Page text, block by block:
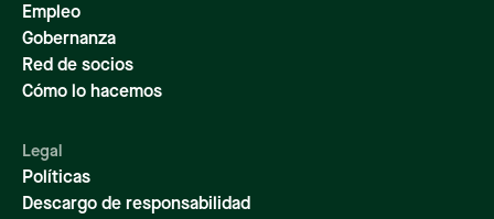
Empleo
Gobernanza
Red de socios
Cómo lo hacemos
Legal
Políticas
Descargo de responsabilidad